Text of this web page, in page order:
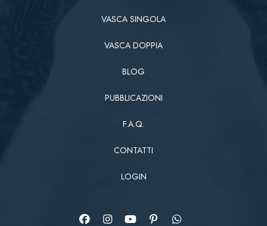
VASCA SINGOLA
VASCA DOPPIA
BLOG
PUBBLICAZIONI
F.A.Q.
CONTATTI
LOGIN